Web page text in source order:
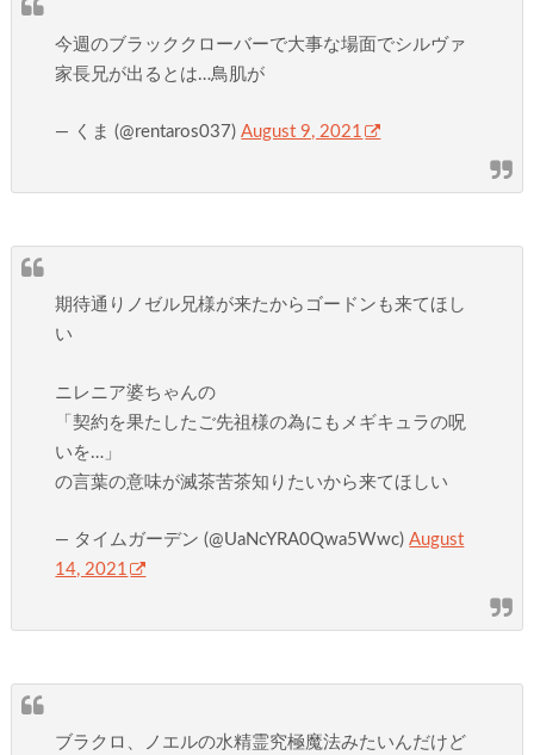
今週のブラッククローバーで大事な場面でシルヴァ
家長兄が出るとは…鳥肌が
— くま (@rentaros037)August 9, 2021
期待通りノゼル兄様が来たからゴードンも来てほし
い
ニレニア婆ちゃんの
「契約を果たしたご先祖様の為にもメギキュラの呪
いを…」
の言葉の意味が滅茶苦茶知りたいから来てほしい
— タイムガーデン (@UaNcYRA0Qwa5Wwc)August
14, 2021
ブラクロ、ノエルの水精霊究極魔法みたいんだけど